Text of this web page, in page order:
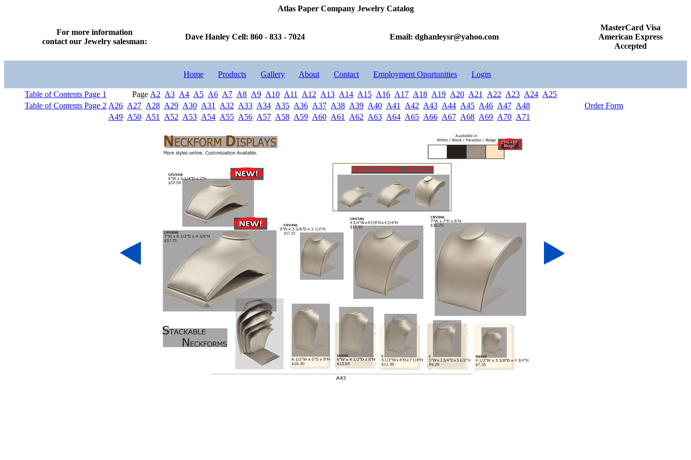
Atlas Paper Company Jewelry Catalog
For more information
contact our Jewelry salesman:
Dave Hanley Cell: 860 - 833 - 7024 Email: dghanleysr@yahoo.com
MasterCard Visa
American Express
Accepted
Home Products Gallery About Contact Employment Oportunities Login
Table of Contents Page 1 Page A2 A3 A4 A5 A6 A7 A8 A9 A10 A11 A12 A13 A14 A15 A16 A17 A18 A19 A20 A21 A22 A23 A24 A25
Table of Contents Page 2 A26 A27 A28 A29 A30 A31 A32 A33 A34 A35 A36 A37 A38 A39 A40 A41 A42 A43 A44 A45 A46 A47 A48
Order Form
A49 A50 A51 A52 A53 A54 A55 A56 A57 A58 A59 A60 A61 A62 A63 A64 A65 A66 A67 A68 A69 A70 A71